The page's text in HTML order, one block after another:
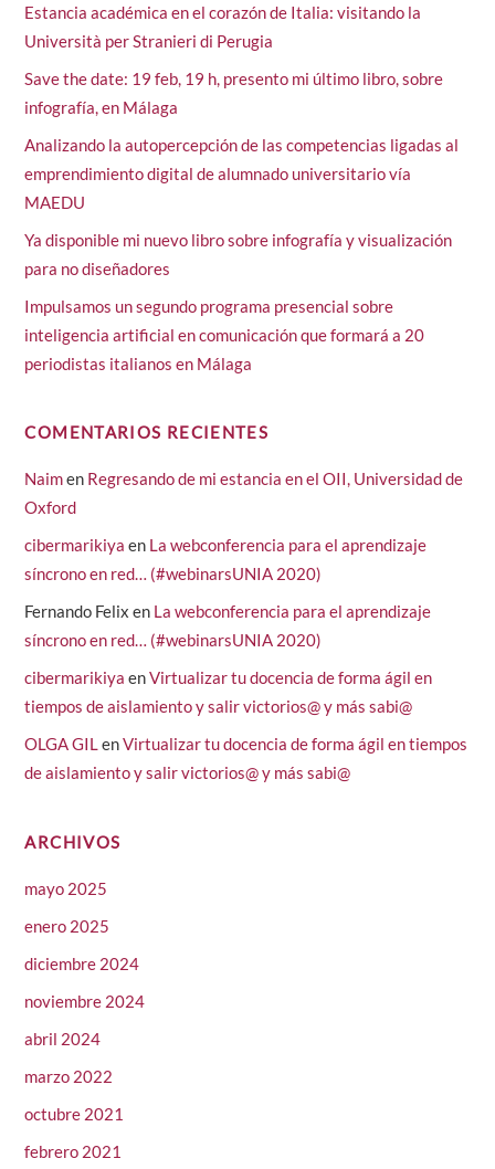
Estancia académica en el corazón de Italia: visitando la
Università per Stranieri di Perugia
Save the date: 19 feb, 19 h, presento mi último libro, sobre
infografía, en Málaga
Analizando la autopercepción de las competencias ligadas al
emprendimiento digital de alumnado universitario vía
MAEDU
Ya disponible mi nuevo libro sobre infografía y visualización
para no diseñadores
Impulsamos un segundo programa presencial sobre
inteligencia artificial en comunicación que formará a 20
periodistas italianos en Málaga
COMENTARIOS RECIENTES
Naimen Regresando de mi estancia en el OII, Universidad de
Oxford
cibermarikiya en La webconferencia para el aprendizaje
síncrono en red… (#webinarsUNIA 2020)
Fernando Felix en La webconferencia para el aprendizaje
síncrono en red… (#webinarsUNIA 2020)
cibermarikiya enVirtualizar tu docencia de forma ágil en
tiempos de aislamiento y salir victorios@ y más sabi@
OLGA GILenVirtualizar tu docencia de forma ágil en tiempos
de aislamiento y salir victorios@ y más sabi@
ARCHIVOS
mayo 2025
enero 2025
diciembre 2024
noviembre 2024
abril 2024
marzo 2022
octubre 2021
febrero 2021